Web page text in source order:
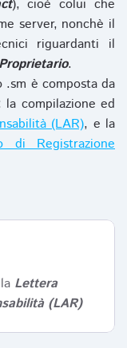
), cioè colui che
server, nonchè il
riguardanti il
Proprietario.
è composta da
compilazione ed
(LAR), e la
di Registrazione
Lettera
(LAR)